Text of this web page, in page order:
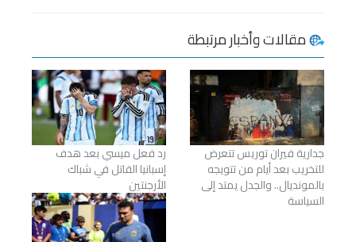
مقالات وأخبار مرتبطة
جدارية فيران توريس تتعرض
للتخريب بعد أيام من تتويجه
بالمونديال.. والجدل يمتد إلى
السياسة
رد فعل ميسي بعد هدف
إسبانيا القاتل في شباك
الأرجنتين